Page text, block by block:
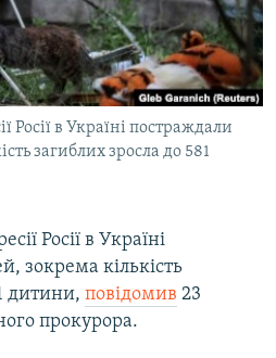
Росії в Україні постраждали
загиблих зросла до 581
Росії в Україні
зокрема кількість
дитини, повідомив 23
прокурора.